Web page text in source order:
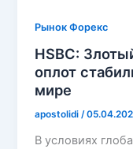
Рынок Форекс
HSBC:
оплот
мире
apostolidi/
В условиях